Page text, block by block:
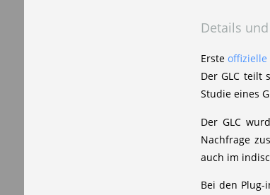
Details
Erste offizielle
Der GLC teilt
Studie eines
Der GLC
Nachfrage
auch im
Bei den